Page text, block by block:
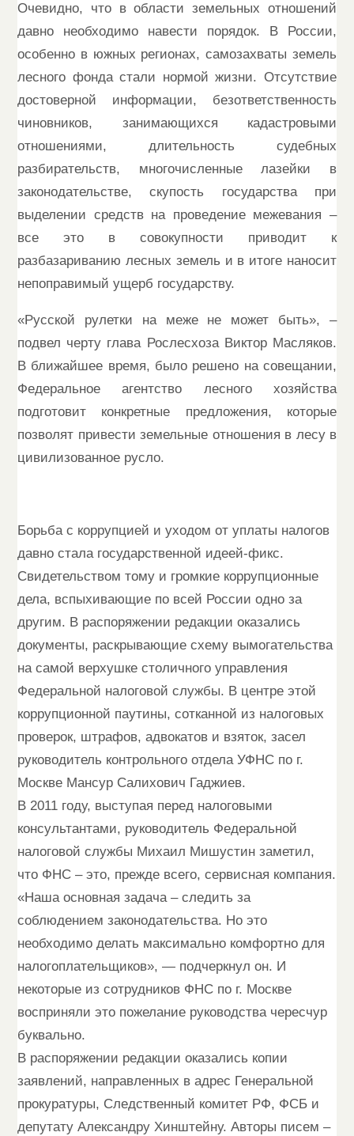
Очевидно, что в области земельных отношений
давно необходимо навести порядок. В России,
особенно в южных регионах, самозахваты земель
лесного фонда стали нормой жизни. Отсутствие
достоверной информации, безответственность
чиновников, занимающихся кадастровыми
отношениями, длительность судебных
разбирательств, многочисленные лазейки в
законодательстве, скупость государства при
выделении средств на проведение межевания –
все это в совокупности приводит к
разбазариванию лесных земель и в итоге наносит
непоправимый ущерб государству.
«Русской рулетки на меже не может быть», –
подвел черту глава Рослесхоза Виктор Масляков.
В ближайшее время, было решено на совещании,
Федеральное агентство лесного хозяйства
подготовит конкретные предложения, которые
позволят привести земельные отношения в лесу в
цивилизованное русло.
Борьба с коррупцией и уходом от уплаты налогов
давно стала государственной идеей-фикс.
Свидетельством тому и громкие коррупционные
дела, вспыхивающие по всей России одно за
другим. В распоряжении редакции оказались
документы, раскрывающие схему вымогательства
на самой верхушке столичного управления
Федеральной налоговой службы. В центре этой
коррупционной паутины, сотканной из налоговых
проверок, штрафов, адвокатов и взяток, засел
руководитель контрольного отдела УФНС по г.
Москве Мансур Салихович Гаджиев.
В 2011 году, выступая перед налоговыми
консультантами, руководитель Федеральной
налоговой службы Михаил Мишустин заметил,
что ФНС – это, прежде всего, сервисная компания.
«Наша основная задача – следить за
соблюдением законодательства. Но это
необходимо делать максимально комфортно для
налогоплательщиков», — подчеркнул он. И
некоторые из сотрудников ФНС по г. Москве
восприняли это пожелание руководства чересчур
буквально.
В распоряжении редакции оказались копии
заявлений, направленных в адрес Генеральной
прокуратуры, Следственный комитет РФ, ФСБ и
депутату Александру Хинштейну. Авторы писем –